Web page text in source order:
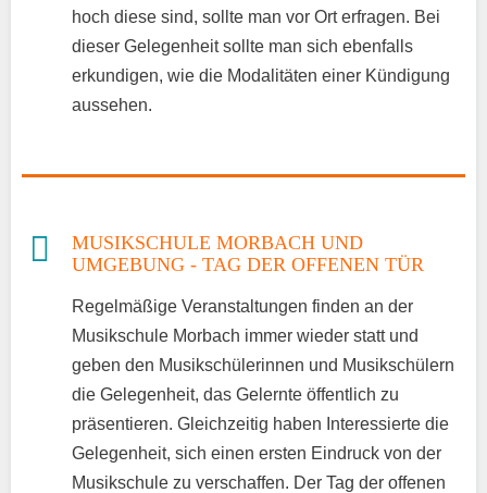
hoch diese sind, sollte man vor Ort erfragen. Bei
dieser Gelegenheit sollte man sich ebenfalls
erkundigen, wie die Modalitäten einer Kündigung
aussehen.
MUSIKSCHULE MORBACH UND
UMGEBUNG - TAG DER OFFENEN TÜR
Regelmäßige Veranstaltungen finden an der
Musikschule Morbach immer wieder statt und
geben den Musikschülerinnen und Musikschülern
die Gelegenheit, das Gelernte öffentlich zu
präsentieren. Gleichzeitig haben Interessierte die
Gelegenheit, sich einen ersten Eindruck von der
Musikschule zu verschaffen. Der Tag der offenen